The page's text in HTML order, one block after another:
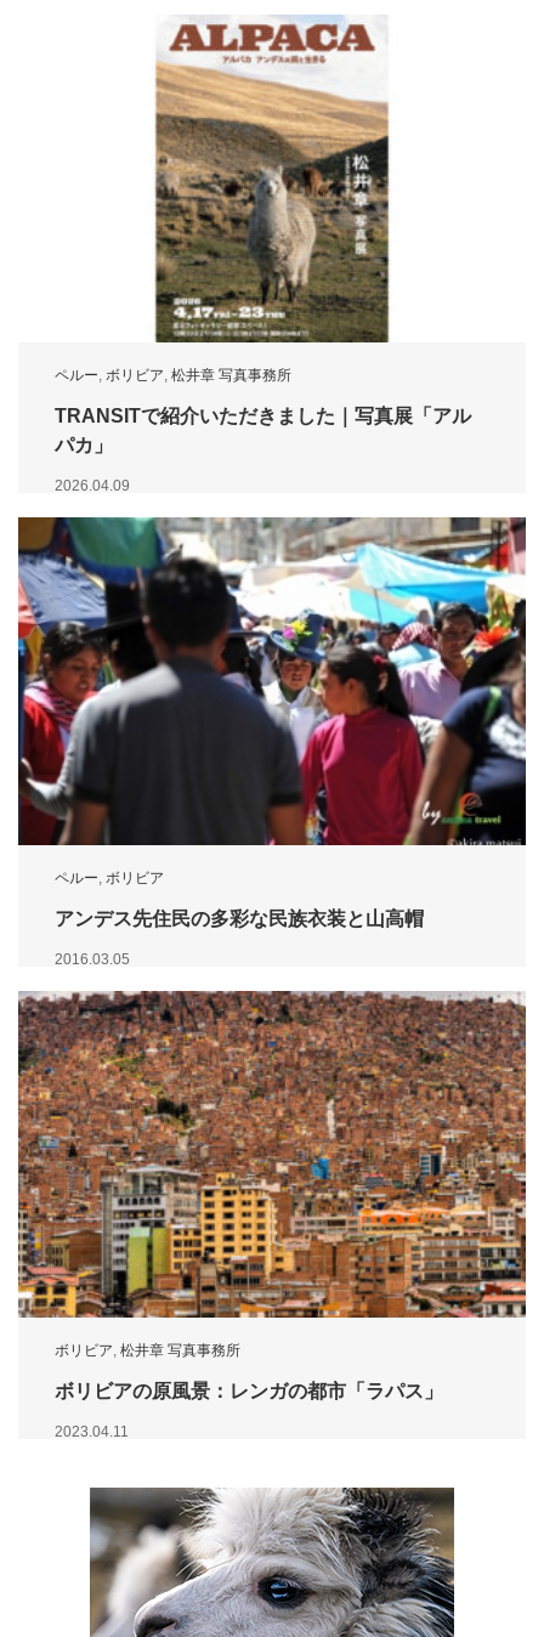
ペルー, ボリビア, 松井章 写真事務所
TRANSITで紹介いただきました｜写真展「アル
パカ」
2026.04.09
ペルー ボリビア
アンデス先住民の多彩な民族衣装と山高帽
2016.03.05
ボリビア, 松井章 写真事務所
ボリビアの原風景：レンガの都市「ラパス」
2023.04.11